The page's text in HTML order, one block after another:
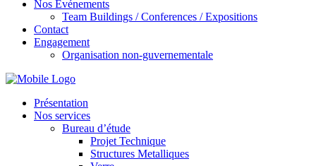
Nos Événements
Team Buildings / Conferences / Expositions
Contact
Engagement
Organisation non-guvernementale
Présentation
Nos services
Bureau d’étude
Projet Technique
Structures Metalliques